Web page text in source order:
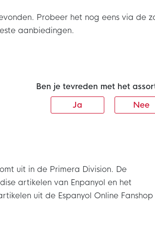
Probeer het nog eens via de
aanbiedingen.
Ben je tevreden met het
Ja
Nee
uit in de Primera Division. De
artikelen van Enpanyol en het
uit de Espanyol Online Fanshop